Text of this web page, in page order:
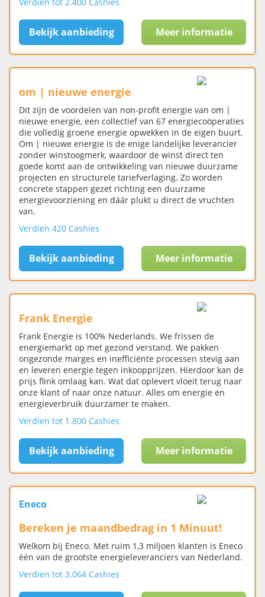
Bekijk aanbieding Meer informatie
om | nieuwe energie
Dit zijn de voordelen van non-profit energie van om |
nieuwe energie, een collectief van 67 energiecoöperaties
die volledig groene energie opwekken in de eigen buurt.
Om | nieuwe energie is de enige landelijke leverancier
zonder winstoogmerk, waardoor de winst direct ten
goede komt aan de ontwikkeling van nieuwe duurzame
projecten en structurele tariefverlaging. Zo worden
concrete stappen gezet richting een duurzame
energievoorziening en dáár plukt u direct de vruchten
van.
Verdien 420 Cashies
Bekijk aanbieding Meer informatie
Frank Energie
Frank Energie is 100% Nederlands. We frissen de
energiemarkt op met gezond verstand. We pakken
ongezonde marges en inefficiënte processen stevig aan
en leveren energie tegen inkoopprijzen. Hierdoor kan de
prijs flink omlaag kan. Wat dat oplevert vloeit terug naar
onze klant of naar onze natuur. Alles om energie en
energieverbruik duurzamer te maken.
Verdien tot 1.800 Cashies
Bekijk aanbieding Meer informatie
Eneco
Bereken je maandbedrag in 1 Minuut!
Welkom bij Eneco. Met ruim 1,3 miljoen klanten is Eneco
één van de grootste energieleveranciers van Nederland.
Verdien tot 3.064 Cashies